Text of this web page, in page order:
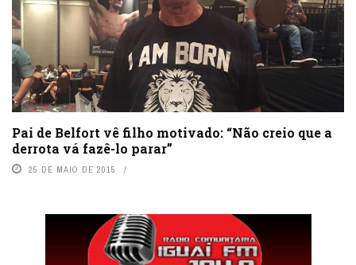
Pai de Belfort vê filho motivado: “Não creio que a
derrota vá fazê-lo parar”
25 DE MAIO DE 2015